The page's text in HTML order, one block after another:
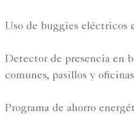
Uso de buggies eléctricos
Detector de presencia en
comunes, pasillos y
Programa de ahorro